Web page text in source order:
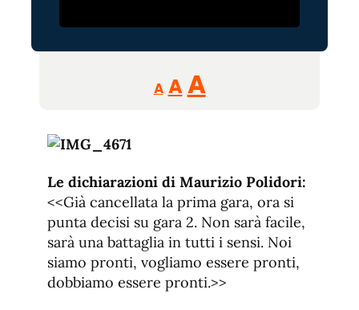
A
Reducir
tamaño
A Restablecer
AAumentar
fuente.
Le dichiarazioni di Maurizio Polidori:
<<Già cancellata la prima gara, ora si
punta decisi su gara 2. Non sarà facile,
sarà una battaglia in tutti i sensi. Noi
siamo pronti, vogliamo essere pronti,
dobbiamo essere pronti.>>